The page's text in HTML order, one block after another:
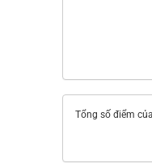
Tổng số điểm